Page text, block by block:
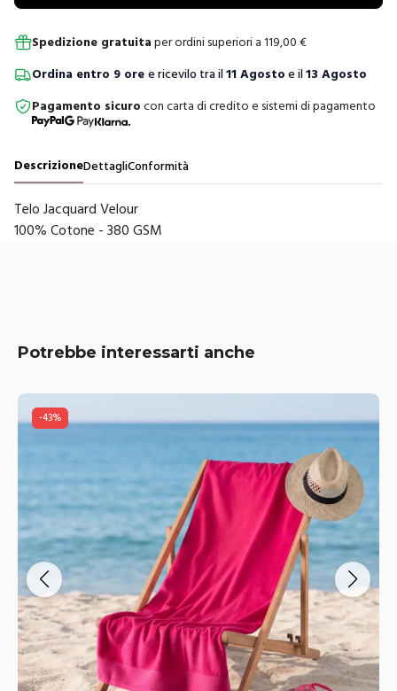
Spedizione gratuita per ordini superiori a 119,00 €
Ordina entro 9 ore e ricevilo tra il11 Agosto e il13 Agosto
Pagamento sicuro con carta di credito e sistemi di pagamento
DescrizioneDettagliConformità
Telo Jacquard Velour
100% Cotone - 380 GSM
Potrebbe interessarti anche
-43%